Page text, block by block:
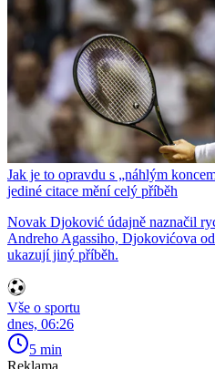
Jak je to opravdu s „náhlým
jediné citace mění celý příběh
Novak Djoković údajně naznačil
Andreho Agassiho, Djokovićova
ukazují jiný příběh.
Vše o sportu
dnes, 06:26
5 min